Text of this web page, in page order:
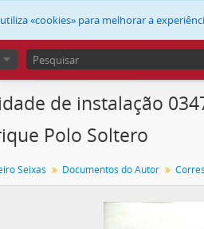
«cookies» para melhorar a
de instalação
Polo Soltero
Seixas Documentos do Autor